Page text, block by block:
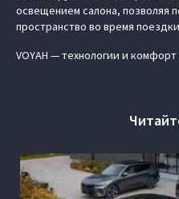
освещением салона, позволяя
пространство во время
VOYAH — технологии и